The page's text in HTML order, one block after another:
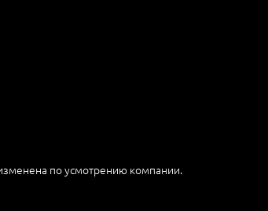
по усмотрению компании.